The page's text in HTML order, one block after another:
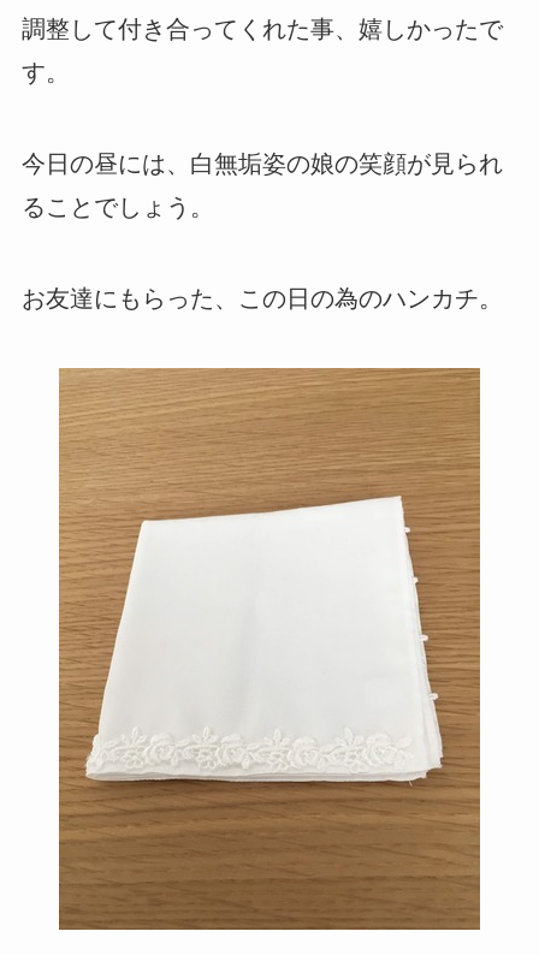
調整して付き合ってくれた事、嬉しかったで
す。
今日の昼には、白無垢姿の娘の笑顔が見られ
ることでしょう。
お友達にもらった、この日の為のハンカチ。